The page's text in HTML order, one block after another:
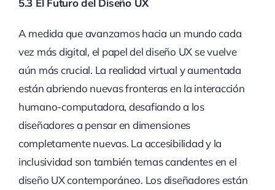
5.3 El Futuro del Diseño UX
A medida que avanzamos hacia un mundo cada
vez más digital, el papel del diseño UX se vuelve
aún más crucial. La realidad virtual y aumentada
están abriendo nuevas fronteras en la interacción
humano-computadora, desafiando a los
diseñadores a pensar en dimensiones
completamente nuevas. La accesibilidad y la
inclusividad son también temas candentes en el
diseño UX contemporáneo. Los diseñadores están